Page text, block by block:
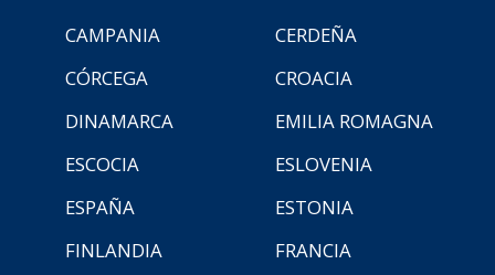
CAMPANIA
CERDEÑA
CÓRCEGA
CROACIA
DINAMARCA
EMILIA ROMAGNA
ESCOCIA
ESLOVENIA
ESPAÑA
ESTONIA
FINLANDIA
FRANCIA